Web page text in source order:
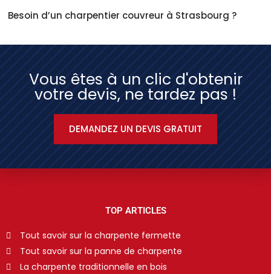
Besoin d’un charpentier couvreur à Strasbourg ?
Vous êtes à un clic d'obtenir
votre devis, ne tardez pas !
DEMANDEZ UN DEVIS GRATUIT
TOP ARTICLES
Tout savoir sur la charpente fermette
Tout savoir sur la panne de charpente
La charpente traditionnelle en bois